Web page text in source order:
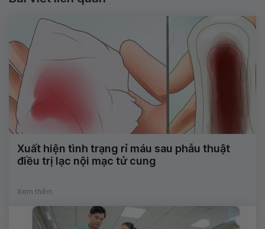
Xuất hiện tình trạng rỉ máu sau phẫu thuật
điều trị lạc nội mạc tử cung
Xem thêm